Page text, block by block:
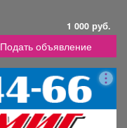
1 000 руб.
Подать объявление